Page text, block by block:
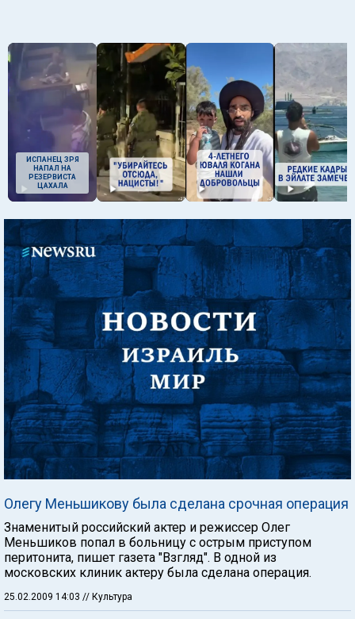
ИСПАНЕЦ ЗРЯ
НАПАЛ НА
РЕЗЕРВИСТА
ЦАХАЛА
Олегу Меньшикову была сделана срочная операция
Знаменитый российский актер и режиссер Олег
Меньшиков попал в больницу с острым приступом
перитонита, пишет газета "Взгляд". В одной из
московских клиник актеру была сделана операция.
25.02.2009 14:03 // Культура